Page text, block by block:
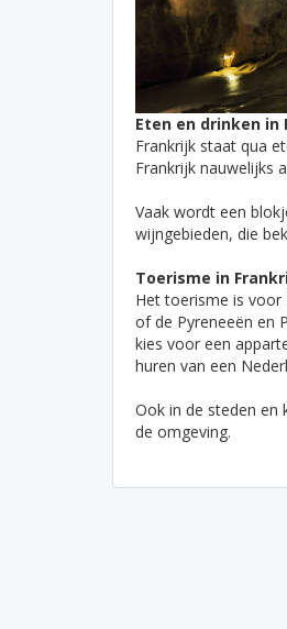
Eten en drinken in
Frankrijk staat qua
Frankrijk nauwelijks
Vaak wordt een
wijngebieden, die
Toerisme in
Het toerisme is voor
of de Pyreneeën en
kies voor een
huren van een
Ook in de steden en
de omgeving.